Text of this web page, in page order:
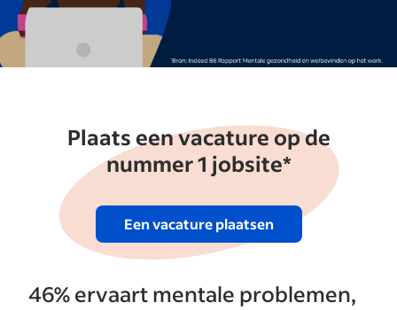
Plaats een vacature op de
nummer 1 jobsite*
Een vacature plaatsen
46% ervaart mentale problemen,